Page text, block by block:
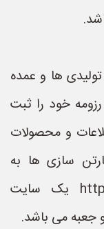
ها و عمده
خود را ثبت
و محصولات
سازی ها به
نشانی https://www.KartonSaziHa.ir یک سایت
جعبه می باشد.